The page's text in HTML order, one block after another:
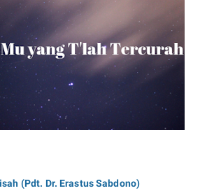
(Pdt. Dr. Erastus Sabdono)